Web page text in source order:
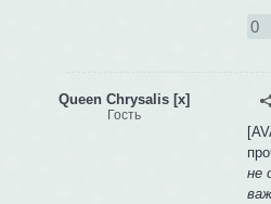
0
Queen Chrysalis [x]
Гость
не